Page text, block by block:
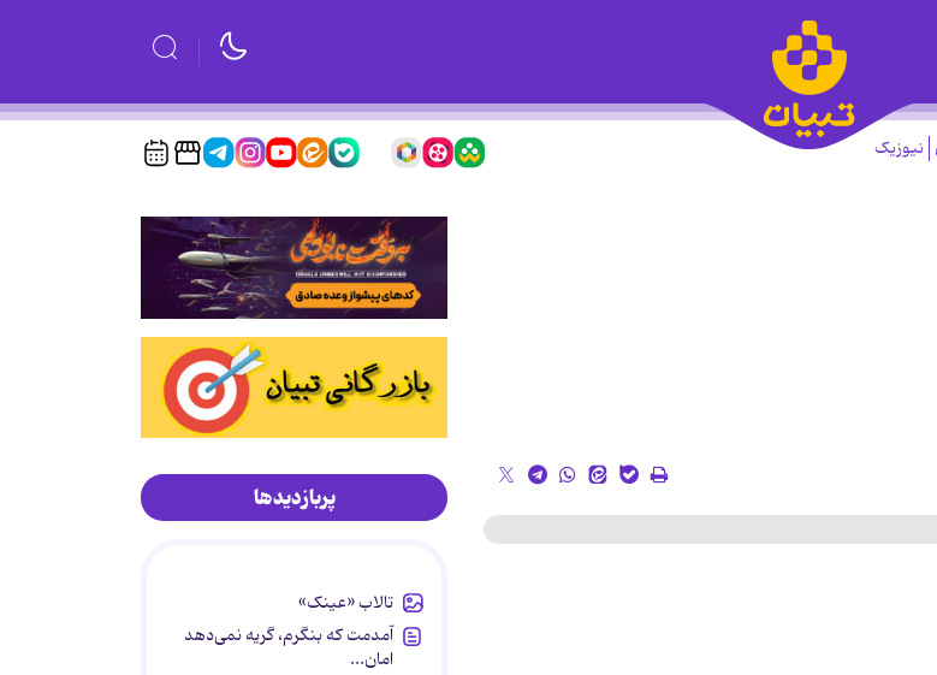
نیوزیک
پربازدیدها
تالاب «عینک»
آمدمت که بنگرم، گریه نمی‌دهد
امان...